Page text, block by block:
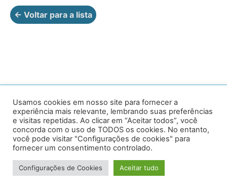
← Voltar para a lista
Av. Prof. Armando Alves da Silva, nº 1950 - Zacarias,
Caratinga - MG - 35302-403 / Tel: (33) 3329 8000
Desenvolvido por VersaTec
Usamos cookies em nosso site para fornecer a
experiência mais relevante, lembrando suas preferências
e visitas repetidas. Ao clicar em “Aceitar todos”, você
concorda com o uso de TODOS os cookies. No entanto,
você pode visitar "Configurações de cookies" para
fornecer um consentimento controlado.
Configurações de Cookies Aceitar tudo